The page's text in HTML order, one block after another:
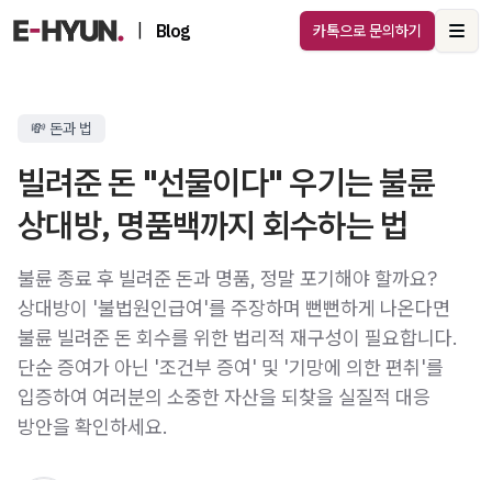
Blog 카톡으로 문의하기
💸 돈과 법
빌려준 돈 "선물이다" 우기는 불륜
상대방, 명품백까지 회수하는 법
불륜 종료 후 빌려준 돈과 명품, 정말 포기해야 할까요?
상대방이 '불법원인급여'를 주장하며 뻔뻔하게 나온다면
불륜 빌려준 돈 회수를 위한 법리적 재구성이 필요합니다.
단순 증여가 아닌 '조건부 증여' 및 '기망에 의한 편취'를
입증하여 여러분의 소중한 자산을 되찾을 실질적 대응
방안을 확인하세요.